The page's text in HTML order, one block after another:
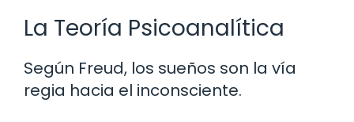
La Teoría Psicoanalítica
Según Freud, los sueños son la vía
regia hacia el inconsciente.